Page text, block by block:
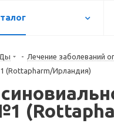
- Лечение заболеваний
(Rottapharm/Ирландия)